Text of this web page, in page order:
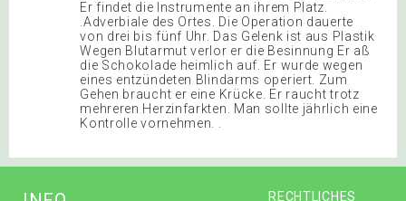
Er findet die Instrumente an ihrem Platz.
.Adverbiale des Ortes. Die Operation dauerte
von drei bis fünf Uhr. Das Gelenk ist aus Plastik
Wegen Blutarmut verlor er die Besinnung Er aß
die Schokolade heimlich auf. Er wurde wegen
eines entzündeten Blindarms operiert. Zum
Gehen braucht er eine Krücke. Er raucht trotz
mehreren Herzinfarkten. Man sollte jährlich eine
Kontrolle vornehmen. .
RECHTLICHES